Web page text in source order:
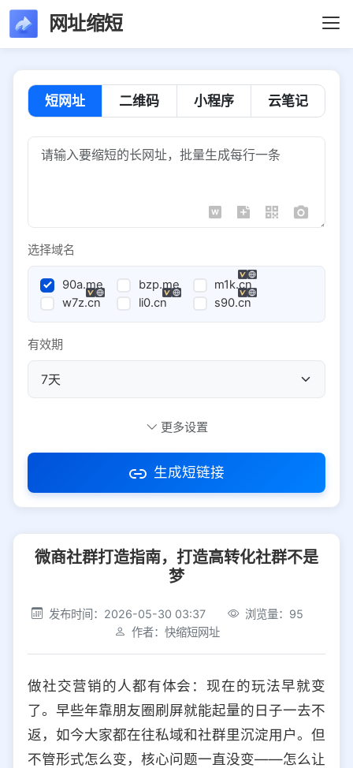
网址缩短
短网址 二维码 小程序 云笔记
选择域名
90a.me bzp.me
m1k.cn
w7z.cn
li0.cn s90.cn
有效期
访问密码
社交平台 电商平台
选择防红平台类型，避免链接被拦截
平台设置
iOS Android PC 其他
选择允许访问的平台类型
更多设置
生成短链接
微商社群打造指南，打造高转化社群不是
梦
发布时间：2026-05-30 03:37
浏览量：95
作者：快缩短网址
做社交营销的人都有体会：现在的玩法早就变
了。早些年靠朋友圈刷屏就能起量的日子一去不
返，如今大家都在往私域和社群里沉淀用户。但
不管形式怎么变，核心问题一直没变——怎么让